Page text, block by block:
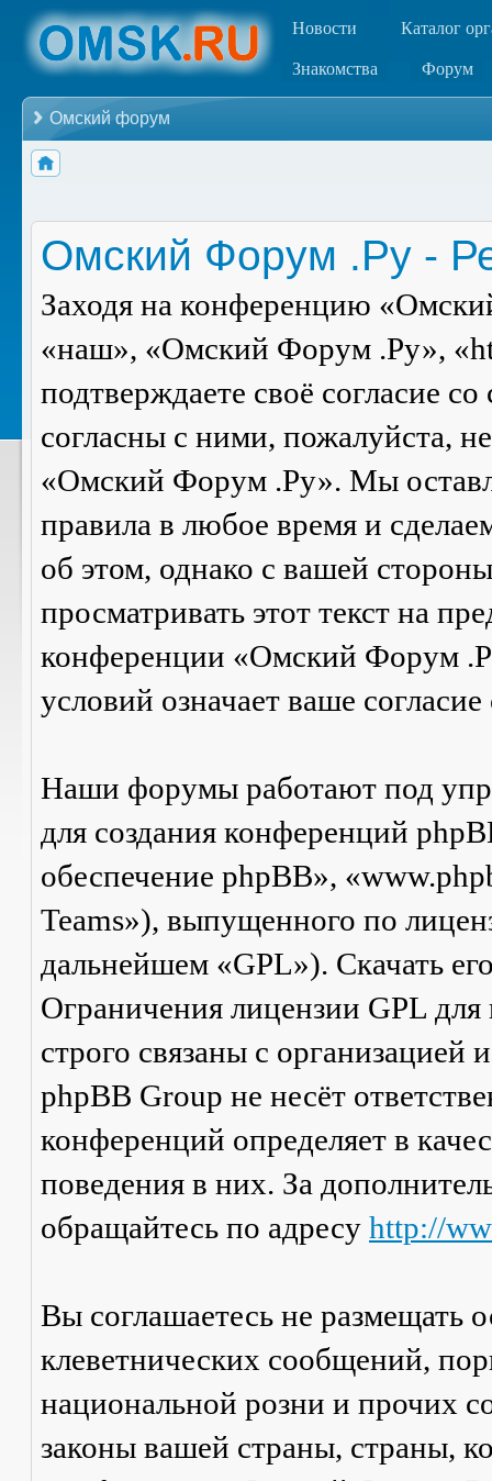
Новости Каталог
Знакомства Форум
Омский форум
Омский Форум .Ру -
Заходя на конференцию
«наш», «Омский Форум .Ру»,
подтверждаете своё согласие
согласны с ними, пожалуйста,
«Омский Форум .Ру». Мы
правила в любое время и
об этом, однако с вашей
просматривать этот текст на
конференции «Омский Форум
условий означает ваше
Наши форумы работают под
для создания конференций
обеспечение phpBB»,
Teams»), выпущенного по
дальнейшем «GPL»). Скачать
Ограничения лицензии GPL
строго связаны с
phpBB Group не несёт
конференций определяет в
поведения в них. За
обращайтесь по адресу http://
Вы соглашаетесь не размещать
клеветнических сообщений,
национальной розни и прочих
законы вашей страны, страны,